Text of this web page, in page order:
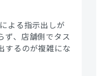
よる指示出しが
ず、店舗側でタス
するのが複雑にな